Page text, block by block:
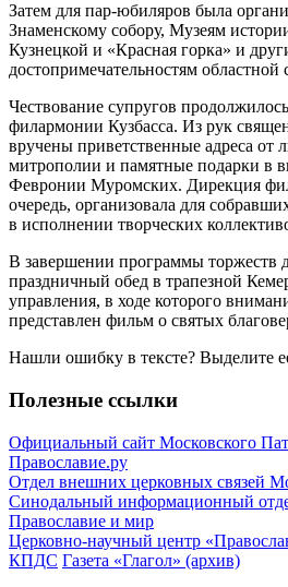
Затем для пар-юбиляров была
Знаменскому собору, Музеям
Кузнецкой и «Красная горка» и
достопримечательностям областной
Чествование супругов
филармонии Кузбасса. Из рук
вручены приветственные адреса от
митрополии и памятные подарки в
Февронии Муромских. Дирекция
очередь, организовала для
в исполнении творческих
В завершении программы торжеств
праздничный обед в трапезной
управления, в ходе которого
представлен фильм о святых
Нашли ошибку в тексте? Выделите
Полезные ссылки
Официальный сайт Московского
Православие.ру
Отдел внешних церковных связей
Синодальный информационный
Православие и мир
Церковно-научный центр
КПДС Газета «Глагол» (архив)